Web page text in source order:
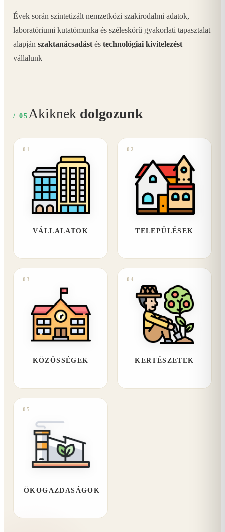
Évek során szintetizált nemzetközi szakirodalmi adatok,
laboratóriumi kutatómunka és széleskörű gyakorlati tapasztalat
alapján szaktanácsadást és technológiai kivitelezést
vállalunk —
/ 05 Akiknek dolgozunk
01
VÁLLALATOK
02
TELEPÜLÉSEK
03
KÖZÖSSÉGEK
04
KERTÉSZETEK
05
ÖKOGAZDASÁGOK